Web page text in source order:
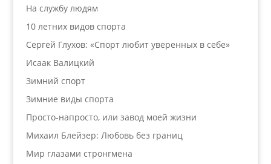
На службу людям
10 летних видов спорта
Сергей Глухов: «Спорт любит уверенных в себе»
Исаак Валицкий
Зимний спорт
Зимние виды спорта
Просто-напросто, или завод моей жизни
Михаил Блейзер: Любовь без границ
Мир глазами стронгмена